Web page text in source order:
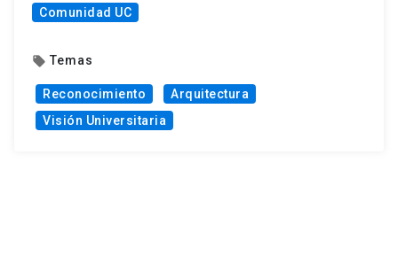
Comunidad UC
local_offer Temas
Reconocimiento
Arquitectura
Visión Universitaria